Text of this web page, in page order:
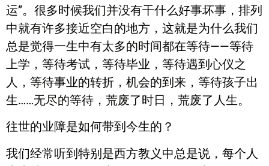
运”。很多时候我们并没有干什么好事坏事，排列
中就有许多接近空白的地方，这就是为什么我们
总是觉得一生中有太多的时间都在等待——等待
上学，等待考试，等待毕业，等待遇到心仪之
人，等待事业的转折，机会的到来，等待孩子出
生……无尽的等待，荒废了时日，荒废了人生。
往世的业障是如何带到今生的？
我们经常听到特别是西方教义中总是说，每个人